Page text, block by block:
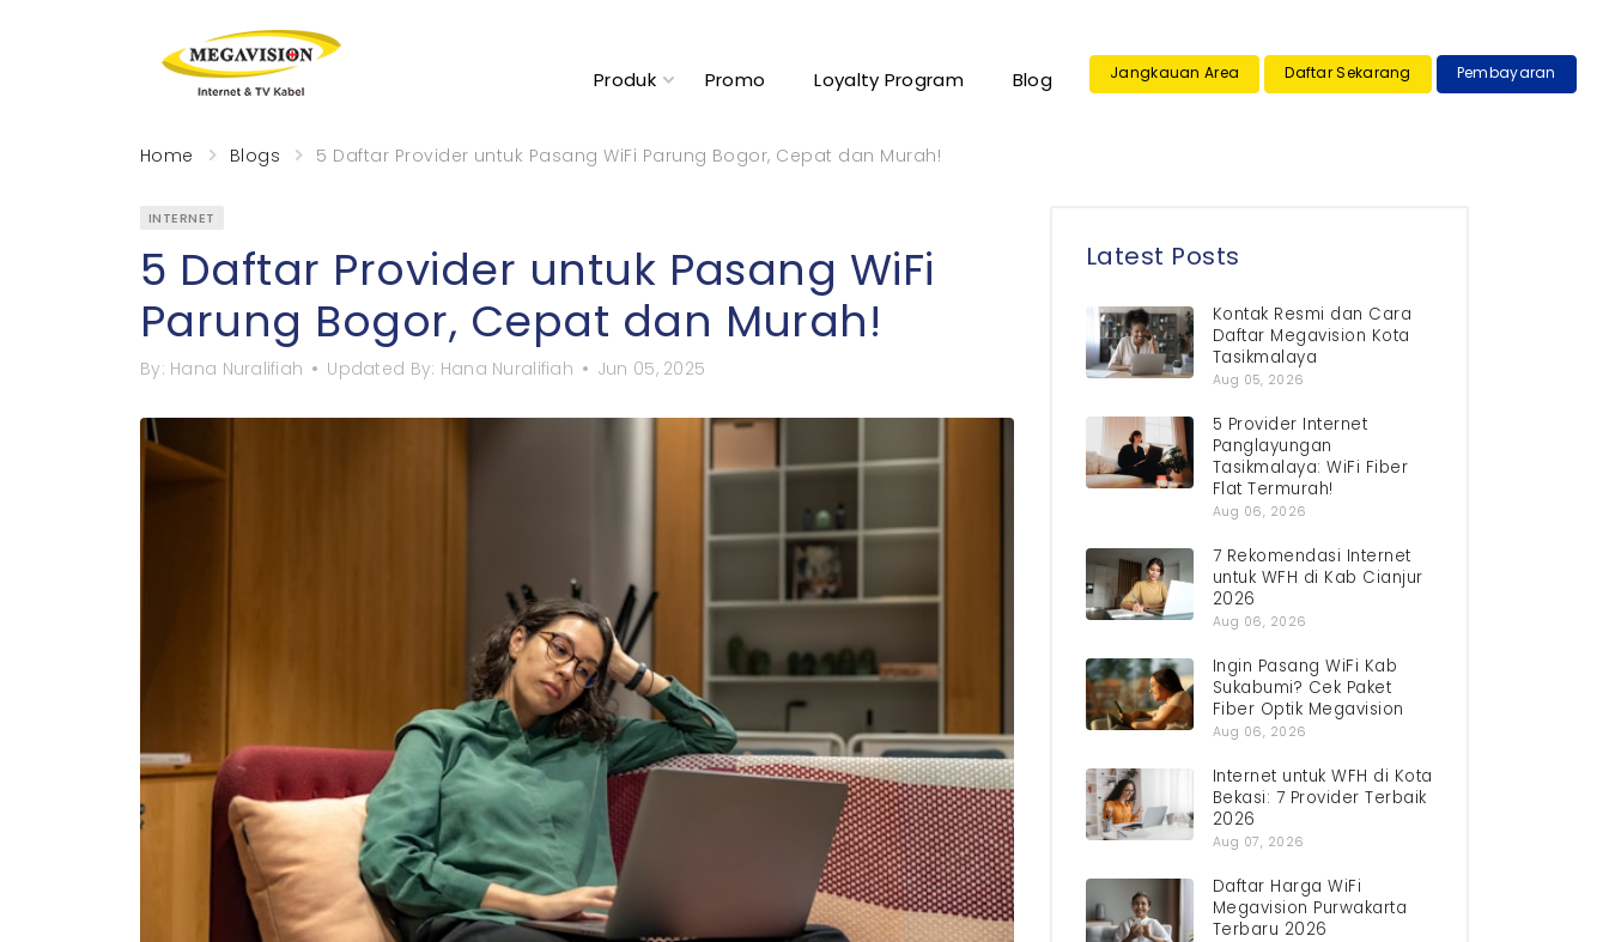
Produk Promo Loyalty Program Blog Jangkauan Area Daftar Sekarang Pembayaran
Home Blogs 5 Daftar Provider untuk Pasang WiFi Parung Bogor, Cepat dan Murah!
INTERNET
5 Daftar Provider untuk Pasang WiFi
Parung Bogor, Cepat dan Murah!
By: Hana Nuralifiah Updated By: Hana Nuralifiah Jun 05, 2025
Latest Posts
Kontak Resmi dan Cara
Daftar Megavision Kota
Tasikmalaya
Aug 05, 2026
5 Provider Internet
Panglayungan
Tasikmalaya: WiFi Fiber
Flat Termurah!
Aug 06, 2026
7 Rekomendasi Internet
untuk WFH di Kab Cianjur
2026
Aug 06, 2026
Ingin Pasang WiFi Kab
Sukabumi? Cek Paket
Fiber Optik Megavision
Aug 06, 2026
Internet untuk WFH di Kota
Bekasi: 7 Provider Terbaik
2026
Aug 07, 2026
Daftar Harga WiFi
Megavision Purwakarta
Terbaru 2026